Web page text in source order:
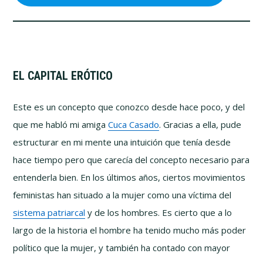
EL CAPITAL ERÓTICO
Este es un concepto que conozco desde hace poco, y del
que me habló mi amigaCuca Casado. Gracias a ella, pude
estructurar en mi mente una intuición que tenía desde
hace tiempo pero que carecía del concepto necesario para
entenderla bien. En los últimos años, ciertos movimientos
feministas han situado a la mujer como una víctima del
sistema patriarcal y de los hombres. Es cierto que a lo
largo de la historia el hombre ha tenido mucho más poder
político que la mujer, y también ha contado con mayor